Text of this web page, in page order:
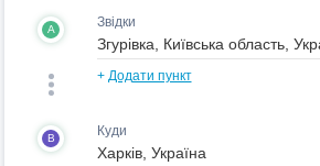
A Звідки
+ Додати пункт
B Куди